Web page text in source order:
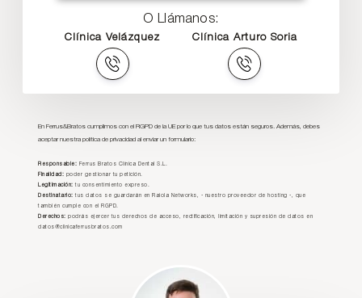
O Llámanos:
Clínica Velázquez Clínica Arturo Soria
En Ferrus&Bratos cumplimos con el RGPD de la UE por lo que tus datos están seguros. Además, debes
aceptar nuestra política de privacidad al enviar un formulario:
Responsable: Ferrus Bratos Clínica Dental S.L.
Finalidad: poder gestionar tu petición.
Legitimación: tu consentimiento expreso.
Destinatario: tus datos se guardarán en Raiola Networks, - nuestro proveedor de hosting -, que
también cumple con el RGPD.
Derechos: podrás ejercer tus derechos de acceso, rectificación, limitación y supresión de datos en
datos@clinicaferrusbratos.com